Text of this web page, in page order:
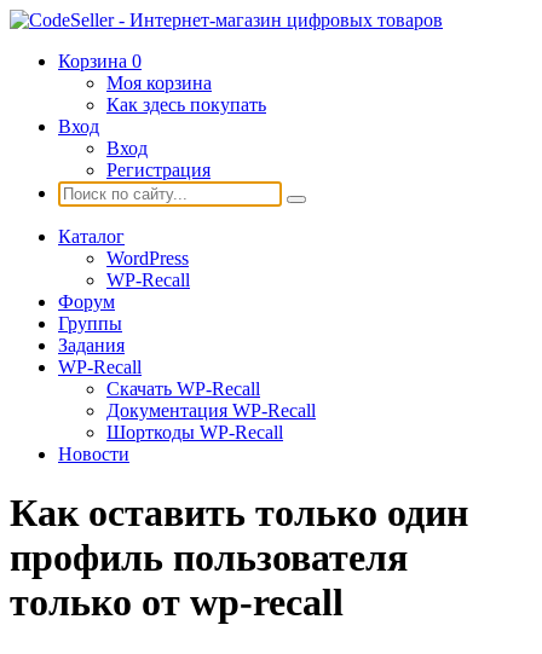
Корзина 0
Моя корзина
Как здесь покупать
Вход
Вход
Регистрация
Каталог
WordPress
WP-Recall
Форум
Группы
Задания
WP-Recall
Скачать WP-Recall
Документация WP-Recall
Шорткоды WP-Recall
Новости
Как оставить только один
профиль пользователя
только от wp-recall